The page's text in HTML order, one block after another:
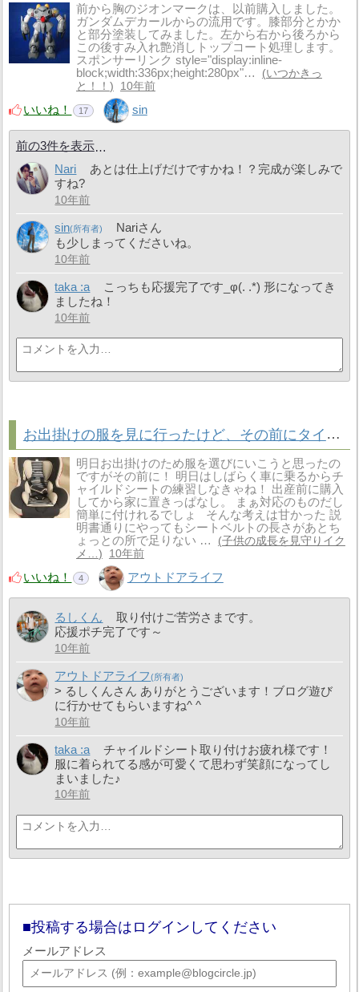
前から胸のジオンマークは、以前購入しました。
ガンダムデカールからの流用です。膝部分とかか
と部分塗装してみました。左から右から後ろから
この後すみ入れ艶消しトップコート処理します。
スポンサーリンク style="display:inline-
block;width:336px;height:280px"…
いつかきっ
と！！
10年前
いいね！ 17 sin
前の3件を表示
Nari
あとは仕上げだけですかね！？完成が楽しみで
すね?
10年前
sin
Nariさん
も少しまってくださいね。
10年前
taka :a
こっちも応援完了です_φ(. .*) 形になってき
ましたね！
10年前
お出掛けの服を見に行ったけど、その前にタイムロス！
明日お出掛けのため服を選びにいこうと思ったの
ですがその前に！ 明日はしばらく車に乗るからチ
ャイルドシートの練習しなきゃね！ 出産前に購入
してから家に置きっぱなし。 まぁ対応のものだし
簡単に付けれるでしょ そんな考えは甘かった 説
明書通りにやってもシートベルトの長さがあとち
ょっとの所で足りない …
子供の成長を見守りイク
メ…
10年前
いいね！ 4 アウトドアライフ
るしくん
取り付けご苦労さまです。
応援ポチ完了です～
10年前
アウトドアライフ
> るしくんさん ありがとうございます！ブログ遊び
に行かせてもらいますね^ ^
10年前
taka :a
チャイルドシート取り付けお疲れ様です！
服に着られてる感が可愛くて思わず笑顔になってし
まいました♪
10年前
投稿する場合はログインしてください
メールアドレス